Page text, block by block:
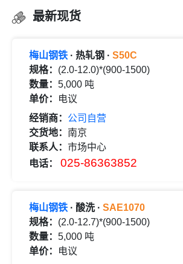
最新现货
梅山钢铁 · 热轧钢 · S50C
规格： (2.0-12.0)*(900-1500)
数量： 5,000 吨
单价：
电议
经销商： 公司自营
交货地： 南京
联系人： 市场中心
电话：
025-86363852
梅山钢铁 · 酸洗 · SAE1070
规格： (2.0-12.7)*(900-1500)
数量： 5,000 吨
单价：
电议